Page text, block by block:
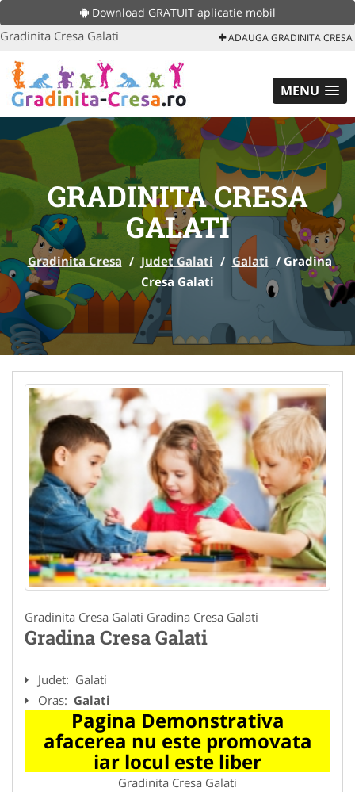
Download GRATUIT aplicatie mobil
Gradinita Cresa Galati ADAUGA GRADINITA CRESA
MENU
GRADINITA CRESA
GALATI
Gradinita Cresa / Judet Galati / Galati / Gradina
Cresa Galati
Gradinita Cresa Galati Gradina Cresa Galati
Gradina Cresa Galati
Judet: Galati
Oras: Galati
Pagina Demonstrativa
afacerea nu este promovata
iar locul este liber
Gradinita Cresa Galati